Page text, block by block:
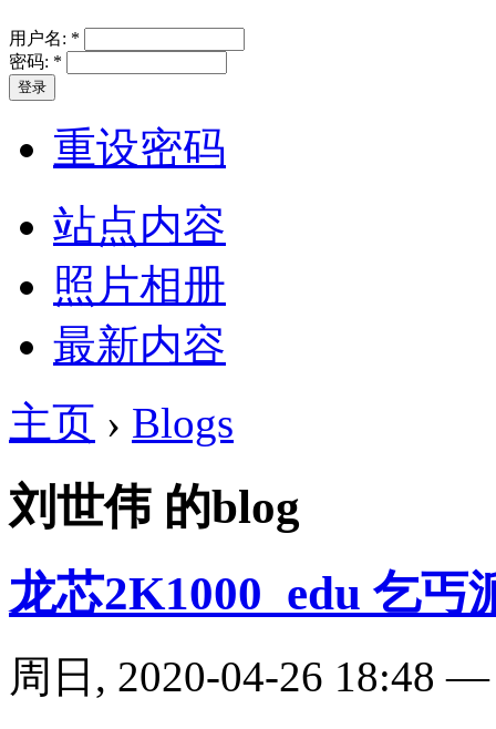
用户名: *
密码: *
重设密码
站点内容
照片相册
最新内容
主页 › Blogs
刘世伟 的blog
龙芯2K1000_edu 乞丐
周日, 2020-04-26 18:48